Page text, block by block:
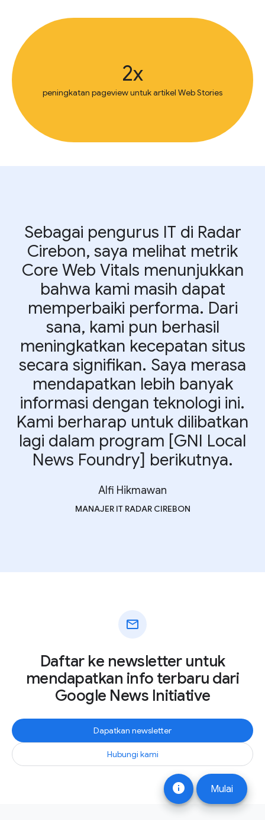
info Mulai
2x
peningkatan pageview untuk artikel Web Stories
Sebagai pengurus IT di Radar
Cirebon, saya melihat metrik
Core Web Vitals menunjukkan
bahwa kami masih dapat
memperbaiki performa. Dari
sana, kami pun berhasil
meningkatkan kecepatan situs
secara signifikan. Saya merasa
mendapatkan lebih banyak
informasi dengan teknologi ini.
Kami berharap untuk dilibatkan
lagi dalam program [GNI Local
News Foundry] berikutnya.
Alfi Hikmawan
MANAJER IT RADAR CIREBON
mail
Daftar ke newsletter untuk
mendapatkan info terbaru dari
Google News Initiative
Dapatkan newsletter
Hubungi kami